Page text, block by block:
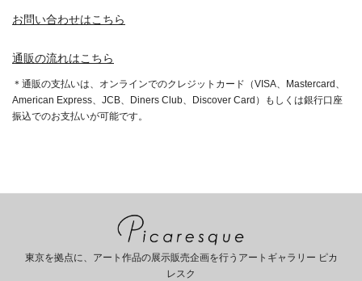
お問い合わせはこちら
通販の流れはこちら
＊通販の支払いは、オンラインでのクレジットカード（VISA、Mastercard、
American Express、JCB、Diners Club、Discover Card）もしくは銀行口座
振込でのお支払いが可能です。
東京を拠点に、アート作品の展示販売企画を行うアートギャラリー ピカ
レスク